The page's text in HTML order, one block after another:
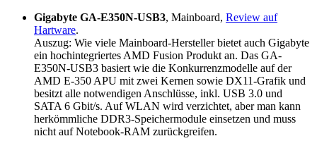
Gigabyte GA-E350N-USB3, Mainboard, Review auf
Hartware.
Auszug: Wie viele Mainboard-Hersteller bietet auch Gigabyte
ein hochintegriertes AMD Fusion Produkt an. Das GA-
E350N-USB3 basiert wie die Konkurrenzmodelle auf der
AMD E-350 APU mit zwei Kernen sowie DX11-Grafik und
besitzt alle notwendigen Anschlüsse, inkl. USB 3.0 und
SATA 6 Gbit/s. Auf WLAN wird verzichtet, aber man kann
herkömmliche DDR3-Speichermodule einsetzen und muss
nicht auf Notebook-RAM zurückgreifen.